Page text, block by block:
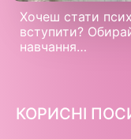
Хочеш стати
вступити?
навчання…
КОРИСНІ